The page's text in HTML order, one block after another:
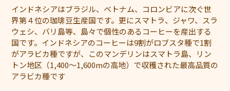
商
品
を
追
加
す
る
インドネシアはブラジル、ベトナム、コロンビアに次ぐ世
界第４位の珈琲豆生産国です。更にスマトラ、ジャワ、スラ
ウェシ、バリ島等、島々で個性のあるコーヒーを産出する
国です。インドネシアのコーヒーは9割がロブスタ種で1割
がアラビカ種ですが、このマンデリンはスマトラ島、リン
トン地区（1,400〜1,600mの高地）で収穫された最高品質の
アラビカ種です